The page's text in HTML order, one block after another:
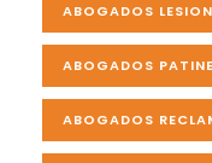
ABOGADOS
ABOGADOS
ABOGADOS